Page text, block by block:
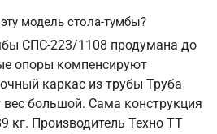
модель стола-тумбы?
СПС-223/1108 продумана до
опоры компенсируют
каркас из трубы Труба
большой. Сама конструкция
кг. Производитель Техно ТТ